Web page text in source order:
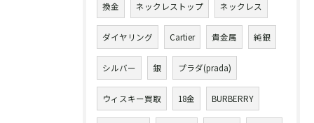
換金 ネックレストップ ネックレス
ダイヤリング Cartier 貴金属 純銀
シルバー 銀 プラダ(prada)
ウィスキー買取 18金 BURBERRY